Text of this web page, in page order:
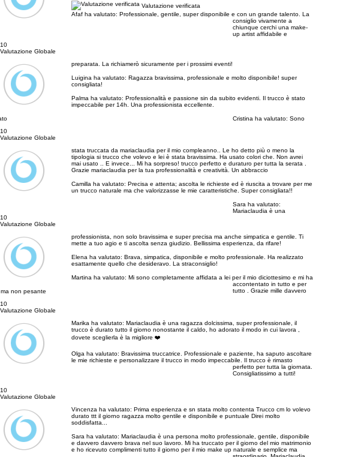
10
Valutazione Globale
10
Valutazione Globale
10
Valutazione Globale
non pesante
10
Valutazione Globale
10
Valutazione Globale
Valutazione verificata
Afaf ha valutato: Professionale, gentile, super disponibile e con un grande talento. La
consiglio vivamente a
chiunque cerchi una make-
up artist affidabile e
preparata. La richiamerò sicuramente per i prossimi eventi!
Luigina ha valutato: Ragazza bravissima, professionale e molto disponibile! super
consigliata!
Palma ha valutato: Professionalità e passione sin da subito evidenti. Il trucco è stato
impeccabile per 14h. Una professionista eccellente.
Cristina ha valutato: Sono
stata truccata da mariaclaudia per il mio compleanno.. Le ho detto più o meno la
tipologia si trucco che volevo e lei è stata bravissima. Ha usato colori che. Non avrei
mai usato .. E invece... Mi ha sorpreso! trucco perfetto e duraturo per tutta la serata .
Grazie mariaclaudia per la tua professionalità e creatività. Un abbraccio
Camilla ha valutato: Precisa e attenta; ascolta le richieste ed è riuscita a trovare per me
un trucco naturale ma che valorizzasse le mie caratteristiche. Super consigliata!!
Sara ha valutato:
Mariaclaudia è una
professionista, non solo bravissima e super precisa ma anche simpatica e gentile. Ti
mette a tuo agio e ti ascolta senza giudizio. Bellissima esperienza, da rifare!
Elena ha valutato: Brava, simpatica, disponibile e molto professionale. Ha realizzato
esattamente quello che desideravo. La straconsiglio!
Martina ha valutato: Mi sono completamente affidata a lei per il mio diciottesimo e mi ha
accontentato in tutto e per
tutto . Grazie mille davvero
Marika ha valutato: Mariaclaudia è una ragazza dolcissima, super professionale, il
trucco è durato tutto il giorno nonostante il caldo, ho adorato il modo in cui lavora ,
dovete sceglierla è la migliore ❤️
Olga ha valutato: Bravissima truccatrice. Professionale e paziente, ha saputo ascoltare
le mie richieste e personalizzare il trucco in modo impeccabile. Il trucco è rimasto
perfetto per tutta la giornata.
Consigliatissimo a tutti!
Vincenza ha valutato: Prima esperienza e sn stata molto contenta Trucco cm lo volevo
durato ttt il giorno ragazza molto gentile e disponibile e puntuale Direi molto
soddisfatta...
Sara ha valutato: Mariaclaudia è una persona molto professionale, gentile, disponibile
e davvero davvero brava nel suo lavoro. Mi ha truccato per il giorno del mio matrimonio
e ho ricevuto complimenti tutto il giorno per il mio make up naturale e semplice ma